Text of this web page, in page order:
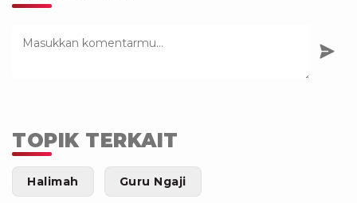
TOPIK TERKAIT
Halimah Guru Ngaji